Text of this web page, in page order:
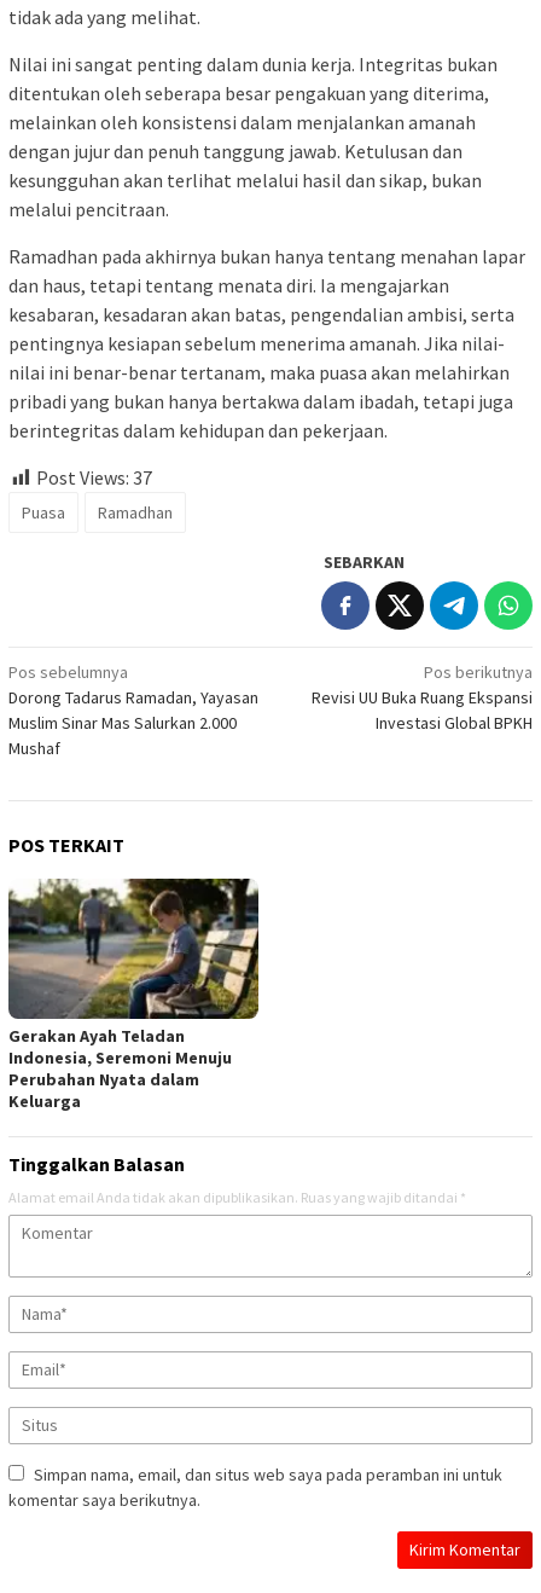
tidak ada yang melihat.
Nilai ini sangat penting dalam dunia kerja. Integritas bukan
ditentukan oleh seberapa besar pengakuan yang diterima,
melainkan oleh konsistensi dalam menjalankan amanah
dengan jujur dan penuh tanggung jawab. Ketulusan dan
kesungguhan akan terlihat melalui hasil dan sikap, bukan
melalui pencitraan.
Ramadhan pada akhirnya bukan hanya tentang menahan lapar
dan haus, tetapi tentang menata diri. Ia mengajarkan
kesabaran, kesadaran akan batas, pengendalian ambisi, serta
pentingnya kesiapan sebelum menerima amanah. Jika nilai-
nilai ini benar-benar tertanam, maka puasa akan melahirkan
pribadi yang bukan hanya bertakwa dalam ibadah, tetapi juga
berintegritas dalam kehidupan dan pekerjaan.
Post Views: 37
Puasa Ramadhan
SEBARKAN
Navigasi
pos
Pos sebelumnya
Dorong Tadarus Ramadan, Yayasan
Muslim Sinar Mas Salurkan 2.000
Mushaf
Pos berikutnya
Revisi UU Buka Ruang Ekspansi
Investasi Global BPKH
POS TERKAIT
Gerakan Ayah Teladan
Indonesia, Seremoni Menuju
Perubahan Nyata dalam
Keluarga
Tinggalkan Balasan
Alamat email Anda tidak akan dipublikasikan. Ruas yang wajib ditandai *
Simpan nama, email, dan situs web saya pada peramban ini untuk
komentar saya berikutnya.